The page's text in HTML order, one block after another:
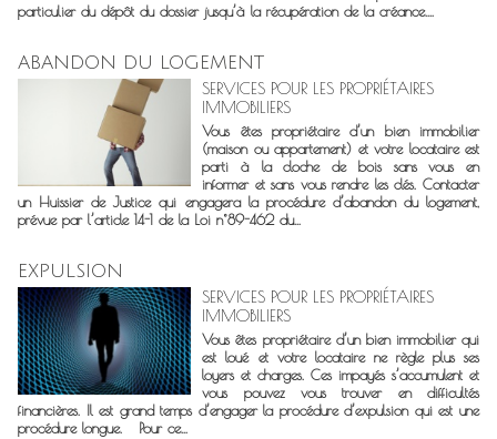
particulier du dépôt du dossier jusqu’à la récupération de la créance....
ABANDON DU LOGEMENT
SERVICES POUR LES PROPRIÉTAIRES
IMMOBILIERS
Vous êtes propriétaire d’un bien immobilier
(maison ou appartement) et votre locataire est
parti à la cloche de bois sans vous en
informer et sans vous rendre les clés. Contacter
un Huissier de Justice qui engagera la procédure d’abandon du logement,
prévue par l’article 14-1 de la Loi n°89-462 du...
EXPULSION
SERVICES POUR LES PROPRIÉTAIRES
IMMOBILIERS
Vous êtes propriétaire d’un bien immobilier qui
est loué et votre locataire ne règle plus ses
loyers et charges. Ces impayés s’accumulent et
vous pouvez vous trouver en difficultés
financières. Il est grand temps d’engager la procédure d’expulsion qui est une
procédure longue. Pour ce...